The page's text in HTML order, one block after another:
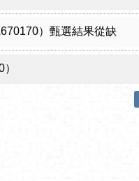
）甄選結果從缺